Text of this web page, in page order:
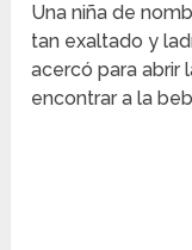
Una niña de
tan exaltado y
acercó para abrir
encontrar a la